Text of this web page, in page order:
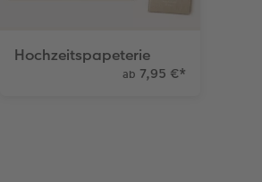
Hochzeitspapeterie
ab 7,95 €*